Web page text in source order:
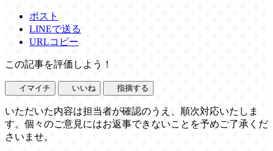
ポスト
LINEで送る
URLコピー
この記事を評価しよう！
イマイチ いいね 指摘する
いただいた内容は担当者が確認のうえ、順次対応いたしま
す。個々のご意見にはお返事できないことを予めご了承くだ
さいませ。